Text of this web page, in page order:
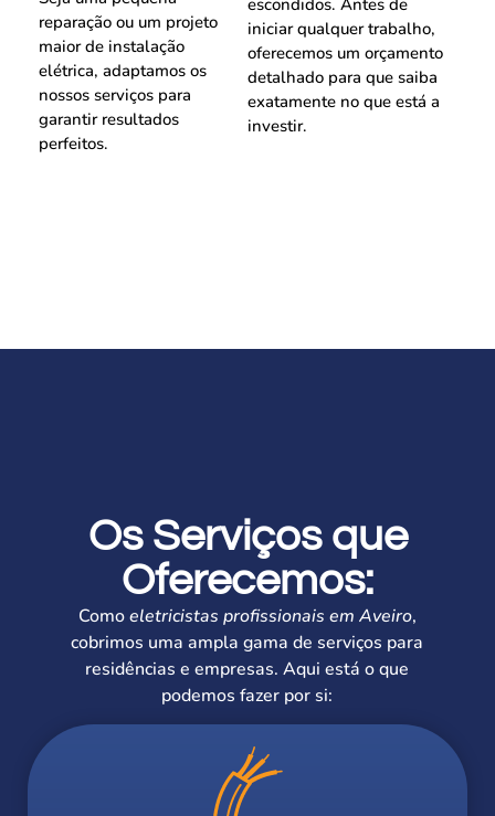
reparação ou um projeto
maior de instalação
elétrica, adaptamos os
nossos serviços para
garantir resultados
perfeitos.
escondidos. Antes de
iniciar qualquer trabalho,
oferecemos um orçamento
detalhado para que saiba
exatamente no que está a
investir.
Os Serviços que
Oferecemos:
Comoeletricistas profissionais em Aveiro,
cobrimos uma ampla gama de serviços para
residências e empresas. Aqui está o que
podemos fazer por si: